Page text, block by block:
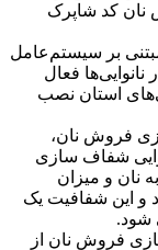
کد شاپرک
کارتخوان مبتنی بر سیستم‌عامل
فعال
در نانوایی‌های استان نصب
فروش نان،
شفاف سازی
نان و میزان
این شفافیت یک
شود.
فروش نان از